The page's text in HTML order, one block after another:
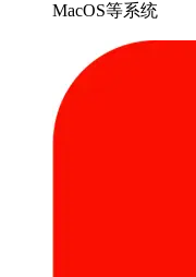
MacOS等系统